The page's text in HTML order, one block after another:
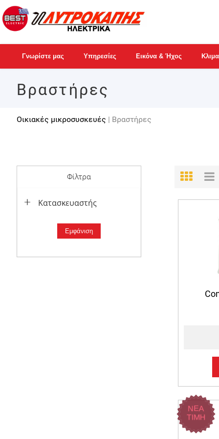
Γνωρίστε μας Υπηρεσίες Εικόνα & Ήχος
Βραστήρες
Οικιακές μικροσυσκευές | Βραστήρες
Φίλτρα
Κατασκευαστής
ΝΕΑ
ΤΙΜΗ